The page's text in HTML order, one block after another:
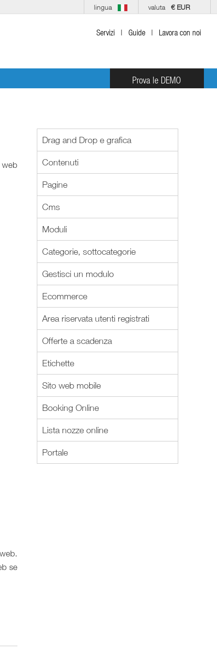
valuta € EUR
lingua
Servizi | Guide | Lavora con noi
Prova le DEMO
web
se
Drag and Drop e grafica
Contenuti
Pagine
Cms
Moduli
Categorie, sottocategorie
Gestisci un modulo
Ecommerce
Area riservata utenti registrati
Offerte a scadenza
Etichette
Sito web mobile
Booking Online
Lista nozze online
Portale